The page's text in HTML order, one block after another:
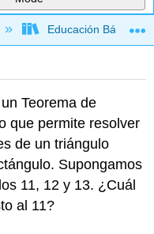
global
Educación Básica
Teorema de
que permite resolver
de un triángulo
Supongamos
11, 12 y 13. ¿Cuál
al 11?